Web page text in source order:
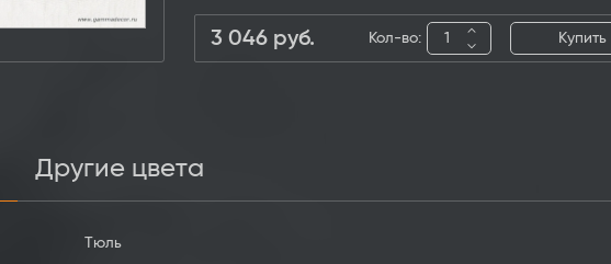
3 046 руб. Кол-во: Купить
Другие цвета
Тюль